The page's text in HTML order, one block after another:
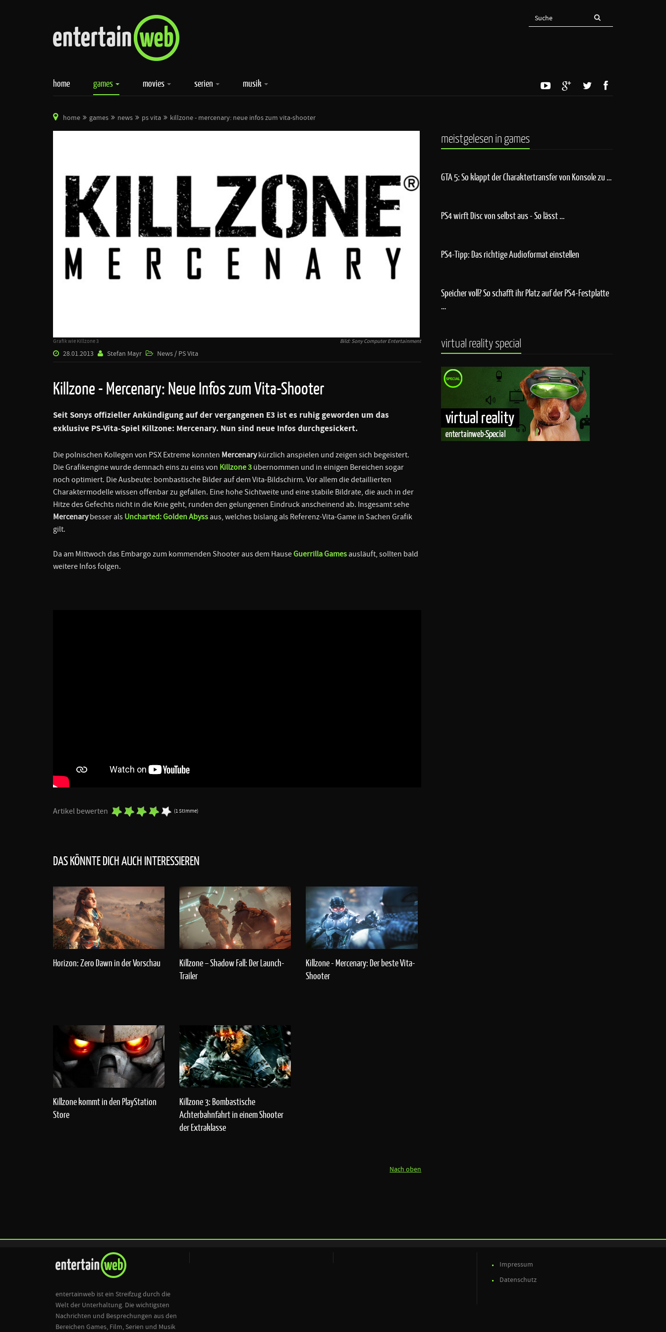
home games movies serien musik
home games news ps vita killzone - mercenary: neue infos zum vita-shooter
Grafik wie Killzone 3 Bild: Sony Computer Entertainment
28.01.2013 Stefan Mayr News / PS Vita
Killzone - Mercenary: Neue Infos zum Vita-Shooter
Seit Sonys offizieller Ankündigung auf der vergangenen E3 ist es ruhig geworden um das
exklusive PS-Vita-Spiel Killzone: Mercenary. Nun sind neue Infos durchgesickert.
Die polnischen Kollegen von PSX Extreme konnten Mercenarykürzlich anspielen und zeigen sich begeistert.
Die Grafikengine wurde demnach eins zu eins von Killzone 3 übernommen und in einigen Bereichen sogar
noch optimiert. Die Ausbeute: bombastische Bilder auf dem Vita-Bildschirm. Vor allem die detaillierten
Charaktermodelle wissen offenbar zu gefallen. Eine hohe Sichtweite und eine stabile Bildrate, die auch in der
Hitze des Gefechts nicht in die Knie geht, runden den gelungenen Eindruck anscheinend ab. Insgesamt sehe
Mercenarybesser als Uncharted: Golden Abyss aus, welches bislang als Referenz-Vita-Game in Sachen Grafik
gilt.
Da am Mittwoch das Embargo zum kommenden Shooter aus dem HauseGuerrilla Games ausläuft, sollten bald
weitere Infos folgen.
Artikel bewerten (1 Stimme)
DAS KÖNNTE DICH AUCH INTERESSIEREN
Horizon: Zero Dawn in der Vorschau
Killzone – Shadow Fall: Der Launch-
Trailer
Killzone - Mercenary: Der beste Vita-
Shooter
Killzone kommt in den PlayStation
Store
Killzone 3: Bombastische
Achterbahnfahrt in einem Shooter
der Extraklasse
Nach oben
meistgelesen in games
GTA 5: So klappt der Charaktertransfer von Konsole zu …
PS4 wirft Disc von selbst aus - So lässt …
PS4-Tipp: Das richtige Audioformat einstellen
Speicher voll? So schafft ihr Platz auf der PS4-Festplatte
…
virtual reality special
entertainweb ist ein Streifzug durch die
Welt der Unterhaltung. Die wichtigsten
Nachrichten und Besprechungen aus den
Bereichen Games, Film, Serien und Musik
Impressum
Datenschutz